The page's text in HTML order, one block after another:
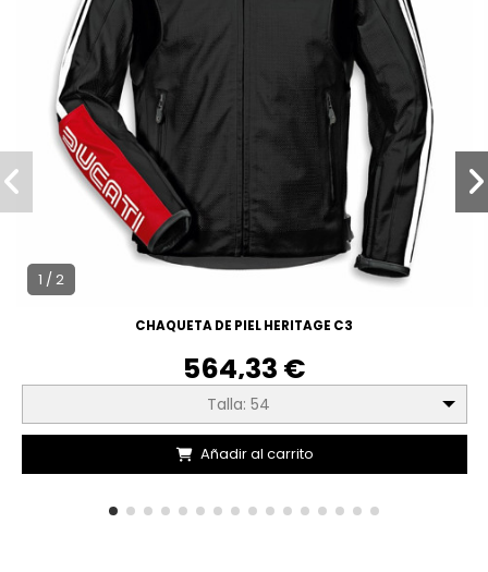
1 / 2
CHAQUETA DE PIEL HERITAGE C3
564,33 €
Talla: 54
Añadir al carrito